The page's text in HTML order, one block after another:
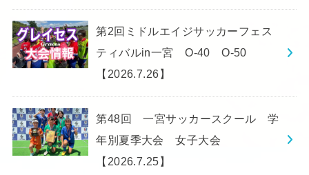
第2回ミドルエイジサッカーフェス
ティバルin一宮 O-40 O-50
【2026.7.26】
第48回 一宮サッカースクール 学
年別夏季大会 女子大会
【2026.7.25】